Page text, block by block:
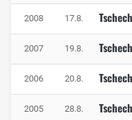
seinem Sieg gleich,
inzwischen sogar
konnten in der MotoGP-
Lorenzo und Dani
gewinnen. Der
Brünn ist Honda mit
2008 17.8.
2007 19.8.
2006 20.8.
2005 28.8.